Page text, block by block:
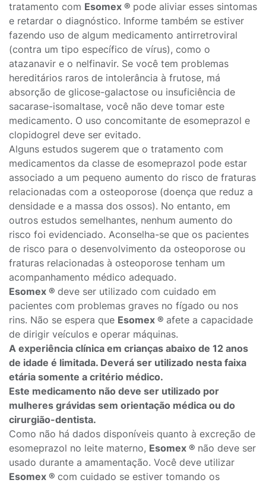
tratamento com Esomex ® pode aliviar esses sintomas
e retardar o diagnóstico. Informe também se estiver
fazendo uso de algum medicamento antirretroviral
(contra um tipo específico de vírus), como o
atazanavir e o nelfinavir. Se você tem problemas
hereditários raros de intolerância à frutose, má
absorção de glicose-galactose ou insuficiência de
sacarase-isomaltase, você não deve tomar este
medicamento. O uso concomitante de esomeprazol e
clopidogrel deve ser evitado.
Alguns estudos sugerem que o tratamento com
medicamentos da classe de esomeprazol pode estar
associado a um pequeno aumento do risco de fraturas
relacionadas com a osteoporose (doença que reduz a
densidade e a massa dos ossos). No entanto, em
outros estudos semelhantes, nenhum aumento do
risco foi evidenciado. Aconselha-se que os pacientes
de risco para o desenvolvimento da osteoporose ou
fraturas relacionadas à osteoporose tenham um
acompanhamento médico adequado.
Esomex ® deve ser utilizado com cuidado em
pacientes com problemas graves no fígado ou nos
rins. Não se espera que Esomex ® afete a capacidade
de dirigir veículos e operar máquinas.
A experiência clínica em crianças abaixo de 12 anos
de idade é limitada. Deverá ser utilizado nesta faixa
etária somente a critério médico.
Este medicamento não deve ser utilizado por
mulheres grávidas sem orientação médica ou do
cirurgião-dentista.
Como não há dados disponíveis quanto à excreção de
esomeprazol no leite materno, Esomex ® não deve ser
usado durante a amamentação. Você deve utilizar
Esomex ® com cuidado se estiver tomando os